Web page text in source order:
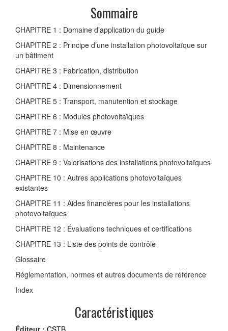
Sommaire
CHAPITRE 1 : Domaine d’application du guide
CHAPITRE 2 : Principe d’une installation photovoltaïque sur
un bâtiment
CHAPITRE 3 : Fabrication, distribution
CHAPITRE 4 : Dimensionnement
CHAPITRE 5 : Transport, manutention et stockage
CHAPITRE 6 : Modules photovoltaïques
CHAPITRE 7 : Mise en œuvre
CHAPITRE 8 : Maintenance
CHAPITRE 9 : Valorisations des installations photovoltaïques
CHAPITRE 10 : Autres applications photovoltaïques
existantes
CHAPITRE 11 : Aides financières pour les installations
photovoltaïques
CHAPITRE 12 : Évaluations techniques et certifications
CHAPITRE 13 : Liste des points de contrôle
Glossaire
Réglementation, normes et autres documents de référence
Index
Caractéristiques
Éditeur : CSTB